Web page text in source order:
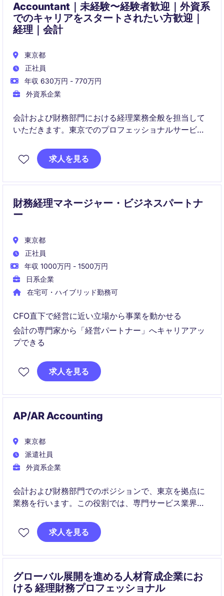
Accountant｜未経験〜経験者歓迎｜外資系
でのキャリアをスタートされたい方歓迎｜
経理｜会計
東京都
正社員
年収 630万円 - 770万円
外資系企業
会計および財務部門における経理業務全般を担当して
いただきます。東京でのプロフェッショナルサービス
求人を見る
財務経理マネージャー・ビジネスパートナ
ー
東京都
正社員
年収 1000万円 - 1500万円
日系企業
在宅可・ハイブリッド勤務可
CFO直下で経営に近い立場から事業を動かせる
会計の専門家から「経営パートナー」へキャリアアッ
プできる
求人を見る
AP/AR Accounting
東京都
派遣社員
外資系企業
会計および財務部門でのポジションで、東京を拠点に
業務を行います。この役割では、専門サービス業界で
求人を見る
グローバル展開を進める人材育成企業にお
ける 経理財務プロフェッショナル